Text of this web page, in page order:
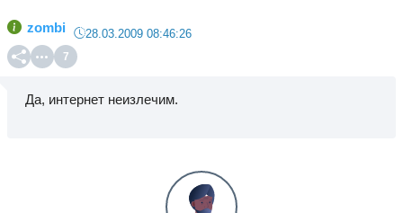
zombi 28.03.2009 08:46:26
7
Да, интернет неизлечим.